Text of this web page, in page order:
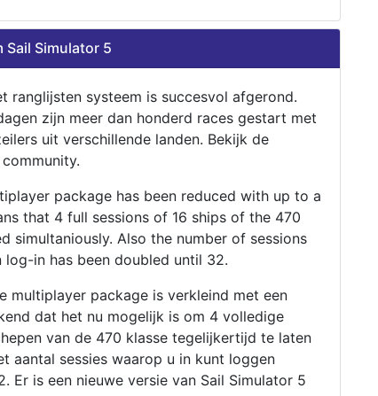
Sail Simulator 5
ranglijsten systeem is succesvol afgerond.
zijn meer dan honderd races gestart met
uit verschillende landen. Bekijk de
package has been reduced with up to a
that 4 full sessions of 16 ships of the 470
simultaniously. Also the number of sessions
log-in has been doubled until 32.
multiplayer package is verkleind met een
dat het nu mogelijk is om 4 volledige
van de 470 klasse tegelijkertijd te laten
aantal sessies waarop u in kunt loggen
Er is een nieuwe versie van Sail Simulator 5